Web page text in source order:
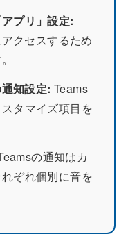
プリ」設定:
クセスするため
知設定: Teams
タマイズ項目を
の通知はカ
ぞれ個別に音を